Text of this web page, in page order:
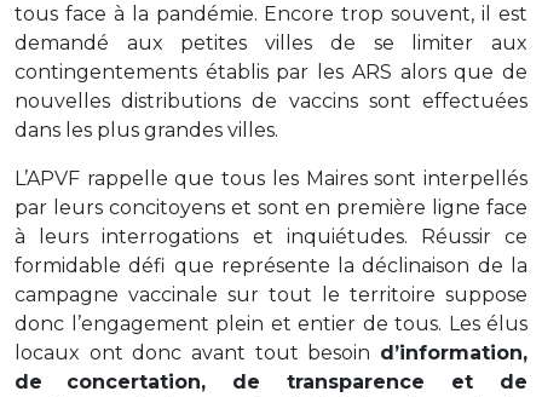
tous face à la pandémie. Encore trop souvent, il est
demandé aux petites villes de se limiter aux
contingentements établis par les ARS alors que de
nouvelles distributions de vaccins sont effectuées
dans les plus grandes villes.
L’APVF rappelle que tous les Maires sont interpellés
par leurs concitoyens et sont en première ligne face
à leurs interrogations et inquiétudes. Réussir ce
formidable défi que représente la déclinaison de la
campagne vaccinale sur tout le territoire suppose
donc l’engagement plein et entier de tous. Les élus
locaux ont donc avant tout besoin d’information,
de
concertation, de transparence et de